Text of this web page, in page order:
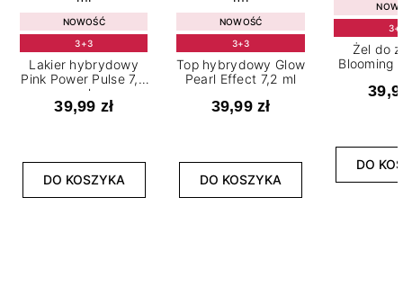
NOWOŚĆ
3+3
Lakier hybrydowy
Pink Power Pulse 7,2
ml
39,99 zł
DO KOSZYKA
NOWOŚĆ
3+3
Top hybrydowy Glow
Pearl Effect 7,2 ml
39,99 zł
DO KOSZYKA
Żel do
Blooming
DO